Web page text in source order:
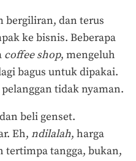
bergiliran, dan terus
ke bisnis. Beberapa
coffee shop, mengeluh
bagus untuk dipakai.
tidak nyaman.
beli genset.
Eh, ndilalah, harga
tertimpa tangga, bukan,